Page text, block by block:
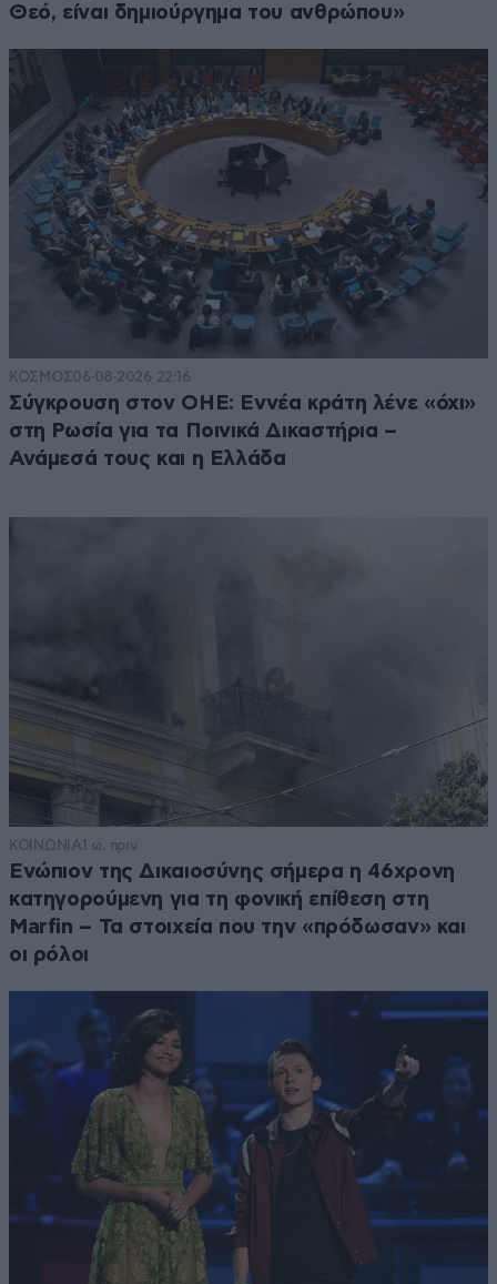
Θεό, είναι δημιούργημα του ανθρώπου»
ΚΟΣΜΟΣ06·08·2026 22:16
Σύγκρουση στον ΟΗΕ: Εννέα κράτη λένε «όχι»
στη Ρωσία για τα Ποινικά Δικαστήρια –
Ανάμεσά τους και η Ελλάδα
ΚΟΙΝΩΝΙΑ1 ω. πριν
Ενώπιον της Δικαιοσύνης σήμερα η 46χρονη
κατηγορούμενη για τη φονική επίθεση στη
Marfin – Τα στοιχεία που την «πρόδωσαν» και
οι ρόλοι